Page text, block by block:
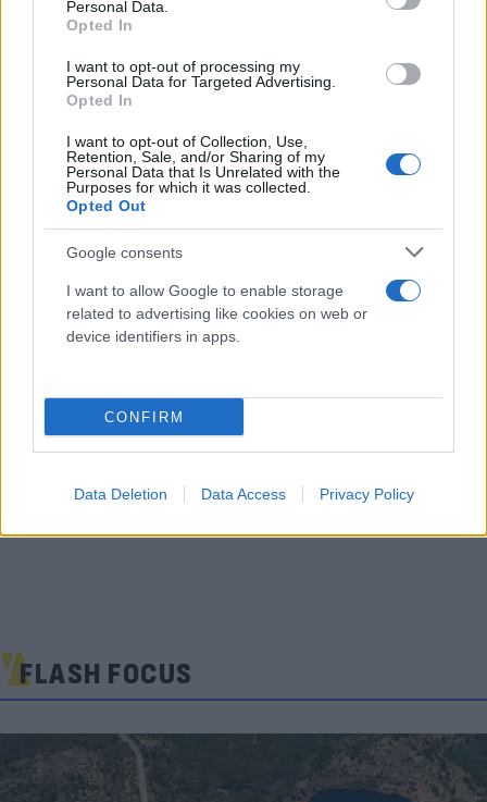
Personal Data.
Opted In
I want to opt-out of processing my
Personal Data for Targeted Advertising.
Opted In
I want to opt-out of Collection, Use,
Retention, Sale, and/or Sharing of my
Personal Data that Is Unrelated with the
Purposes for which it was collected.
Opted Out
Google consents
I want to allow Google to enable storage
related to advertising like cookies on web or
device identifiers in apps.
CONFIRM
Data Deletion Data Access Privacy Policy
FLASH FOCUS